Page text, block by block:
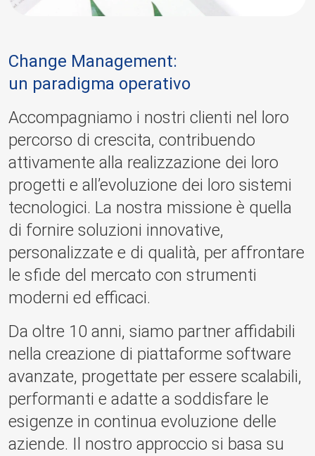
Change Management:
un paradigma operativo
Accompagniamo i nostri clienti nel loro
percorso di crescita, contribuendo
attivamente alla realizzazione dei loro
progetti e all’evoluzione dei loro sistemi
tecnologici. La nostra missione è quella
di fornire soluzioni innovative,
personalizzate e di qualità, per affrontare
le sfide del mercato con strumenti
moderni ed efficaci.
Da oltre 10 anni, siamo partner affidabili
nella creazione di piattaforme software
avanzate, progettate per essere scalabili,
performanti e adatte a soddisfare le
esigenze in continua evoluzione delle
aziende. Il nostro approccio si basa su